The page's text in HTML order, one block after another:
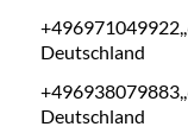
Deutschland
Deutschland